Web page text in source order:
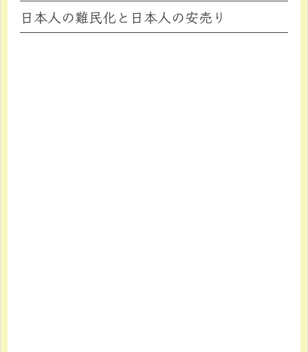
日本人の難民化と日本人の安売り